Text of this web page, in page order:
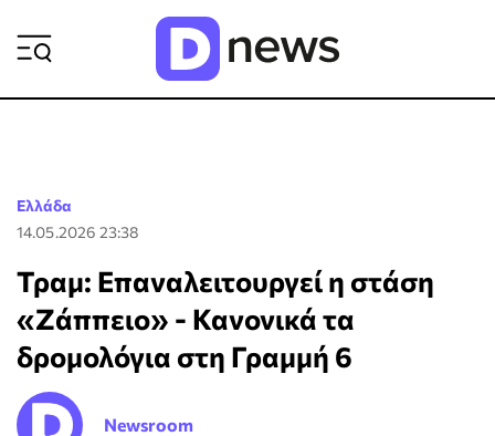
Ελλάδα
14.05.2026 23:38
Τραμ: Επαναλειτουργεί η στάση
«Ζάππειο» - Κανονικά τα
δρομολόγια στη Γραμμή 6
Newsroom